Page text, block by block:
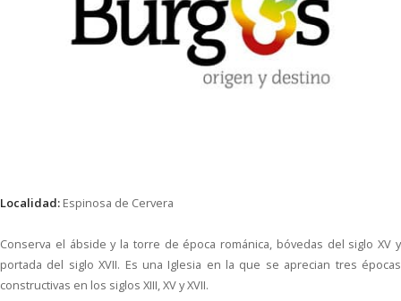
Localidad: Espinosa de Cervera
Conserva el ábside y la torre de época románica, bóvedas del siglo XV y
portada del siglo XVII. Es una Iglesia en la que se aprecian tres épocas
constructivas en los siglos XIII, XV y XVII.